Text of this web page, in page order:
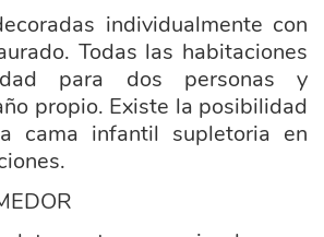
individualmente con
Todas las habitaciones
para dos personas y
propio. Existe la posibilidad
cama infantil supletoria en